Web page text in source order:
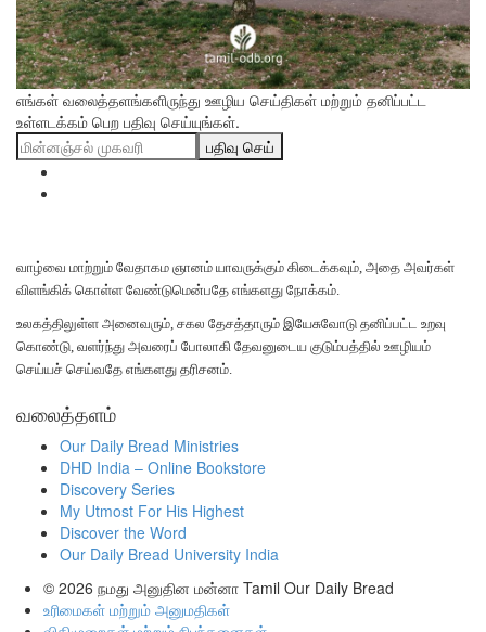
எங்கள் வலைத்தளங்களிருந்து ஊழிய செய்திகள் மற்றும் தனிப்பட்ட
உள்ளடக்கம் பெற பதிவு செய்யுங்கள்.
பதிவு செய்
வாழ்வை மாற்றும் வேதாகம ஞானம் யாவருக்கும் கிடைக்கவும், அதை அவர்கள்
விளங்கிக் கொள்ள வேண்டுமென்பதே எங்களது நோக்கம்.
உலகத்திலுள்ள அனைவரும், சகல தேசத்தாரும் இயேசுவோடு தனிப்பட்ட உறவு
கொண்டு, வளர்ந்து அவரைப் போலாகி தேவனுடைய குடும்பத்தில் ஊழியம்
செய்யச் செய்வதே எங்களது தரிசனம்.
வலைத்தளம்
Our Daily Bread Ministries
DHD India – Online Bookstore
Discovery Series
My Utmost For His Highest
Discover the Word
Our Daily Bread University India
© 2026 நமது அனுதின மன்னா Tamil Our Daily Bread
உரிமைகள் மற்றும் அனுமதிகள்